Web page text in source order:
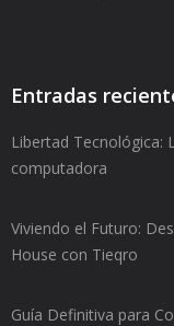
Entradas
Libertad Tecnológica:
computadora
Viviendo el Futuro:
House con Tieqro
Guía Definitiva para